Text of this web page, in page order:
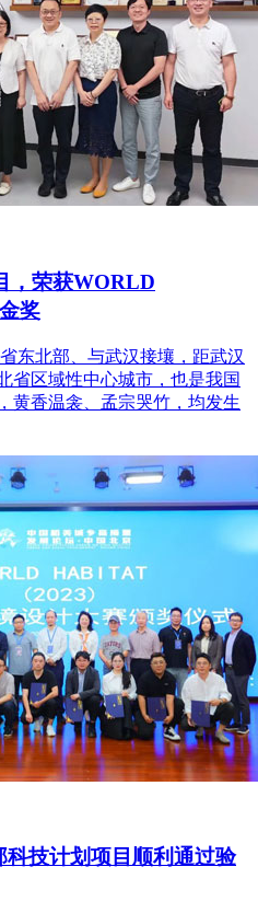
，荣获WORLD
奖
东北部、与武汉接壤，距武汉
省区域性中心城市，也是我国
黄香温衾、孟宗哭竹，均发生
技计划项目顺利通过验